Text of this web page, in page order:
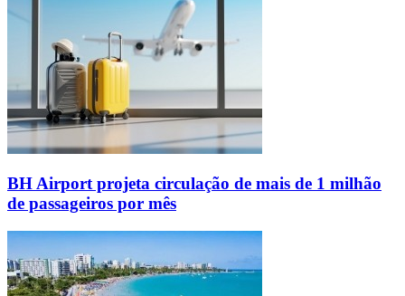
BH Airport projeta circulação de mais de 1 milhão
de passageiros por mês